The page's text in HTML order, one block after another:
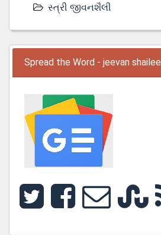
સ્ત્રી જીવનશૈલી
Spread the Word - jeevan shailee